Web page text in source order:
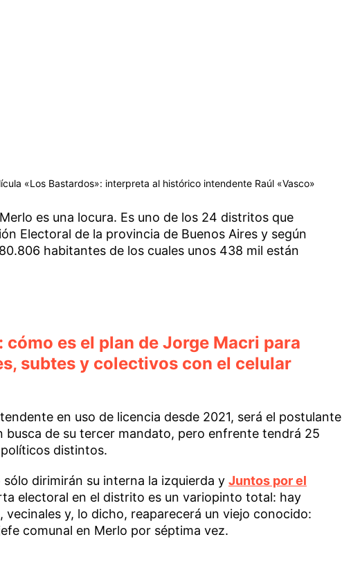
«Los Bastardos»: interpreta al histórico intendente Raúl «Vasco»
es una locura. Es uno de los 24 distritos que
Electoral de la provincia de Buenos Aires y según
habitantes de los cuales unos 438 mil están
cómo es el plan de Jorge Macri para
subtes y colectivos con el celular
en uso de licencia desde 2021, será el postulante
busca de su tercer mandato, pero enfrente tendrá 25
distintos.
sólo dirimirán su interna la izquierda y Juntos por el
electoral en el distrito es un variopinto total: hay
y, lo dicho, reaparecerá un viejo conocido:
comunal en Merlo por séptima vez.